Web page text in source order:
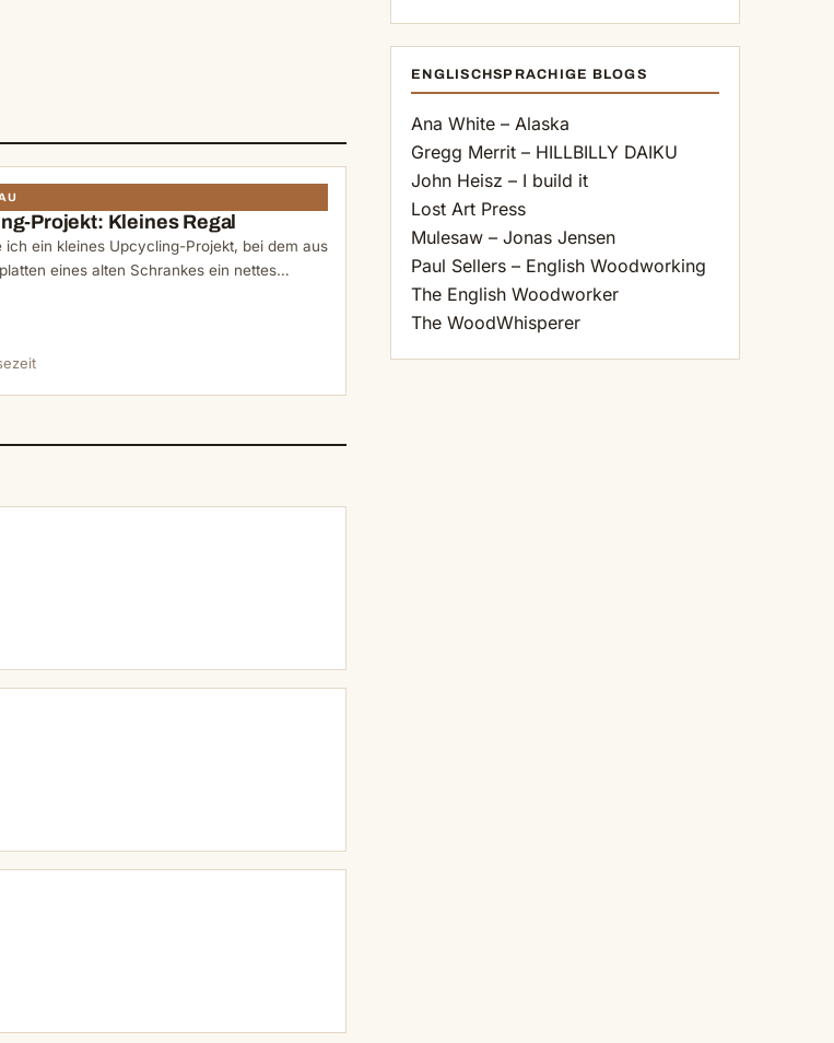
Projekt: Kleines Regal
ich ein kleines Upcycling-Projekt, bei dem aus
eines alten Schrankes ein nettes…
ENGLISCHSPRACHIGE BLOGS
Ana White – Alaska
Gregg Merrit – HILLBILLY DAIKU
John Heisz – I build it
Lost Art Press
Mulesaw – Jonas Jensen
Paul Sellers – English Woodworking
The English Woodworker
The WoodWhisperer